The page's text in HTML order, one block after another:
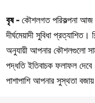
বৃষ -কৌশলগত পরিকল্পনা আজ
দীর্ঘমেয়াদী সুবিধা
অনুযায়ী আপনার কৌশলগুলো
পদ্ধতি ইতিবাচক ফলাফল
পাশাপাশি আপনার সুস্থতা